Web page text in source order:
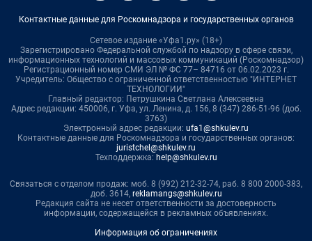
Контактные данные для Роскомнадзора и государственных органов
Сетевое издание «Уфа1.ру» (18+)
Зарегистрировано Федеральной службой по надзору в сфере связи,
информационных технологий и массовых коммуникаций (Роскомнадзор)
Регистрационный номер СМИ ЭЛ № ФС 77– 84716 от 06.02.2023 г.
Учредитель: Общество с ограниченной ответственностью "ИНТЕРНЕТ
ТЕХНОЛОГИИ"
Главный редактор: Петрушкина Светлана Алексеевна
Адрес редакции: 450006, г. Уфа, ул. Ленина, д. 156, 8 (347) 286-51-96 (доб.
3763)
Электронный адрес редакции: ufa1@shkulev.ru
Контактные данные для Роскомнадзора и государственных органов:
juristchel@shkulev.ru
Техподдержка: help@shkulev.ru
Связаться с отделом продаж: моб. 8 (992) 212-32-74, раб. 8 800 2000-383,
доб. 3614, reklamangs@shkulev.ru
Редакция сайта не несет ответственности за достоверность
информации, содержащейся в рекламных объявлениях.
Информация об ограничениях